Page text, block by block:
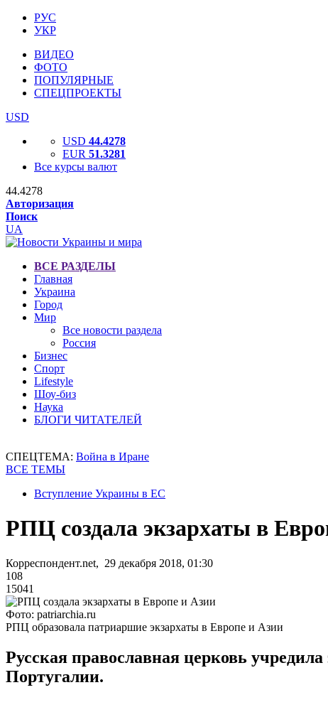
РУС
УКР
ВИДЕО
ФОТО
ПОПУЛЯРНЫЕ
СПЕЦПРОЕКТЫ
USD
USD 44.4278
EUR 51.3281
Все курсы валют
44.4278
Авторизация
Поиск
UA
ВСЕ РАЗДЕЛЫ
Главная
Украина
Город
Мир
Все новости раздела
Россия
Бизнес
Спорт
Lifestyle
Шоу-биз
Наука
БЛОГИ ЧИТАТЕЛЕЙ
СПЕЦТЕМА: Война в Иране
ВСЕ ТЕМЫ
Вступление Украины в ЕС
РПЦ создала экзархаты в
Корреспондент.net, 29 декабря 2018, 01:30
108
15041
Фото: patriarchia.ru
РПЦ образовала патриаршие экзархаты в Европе и Азии
Русская православная церковь
Португалии.